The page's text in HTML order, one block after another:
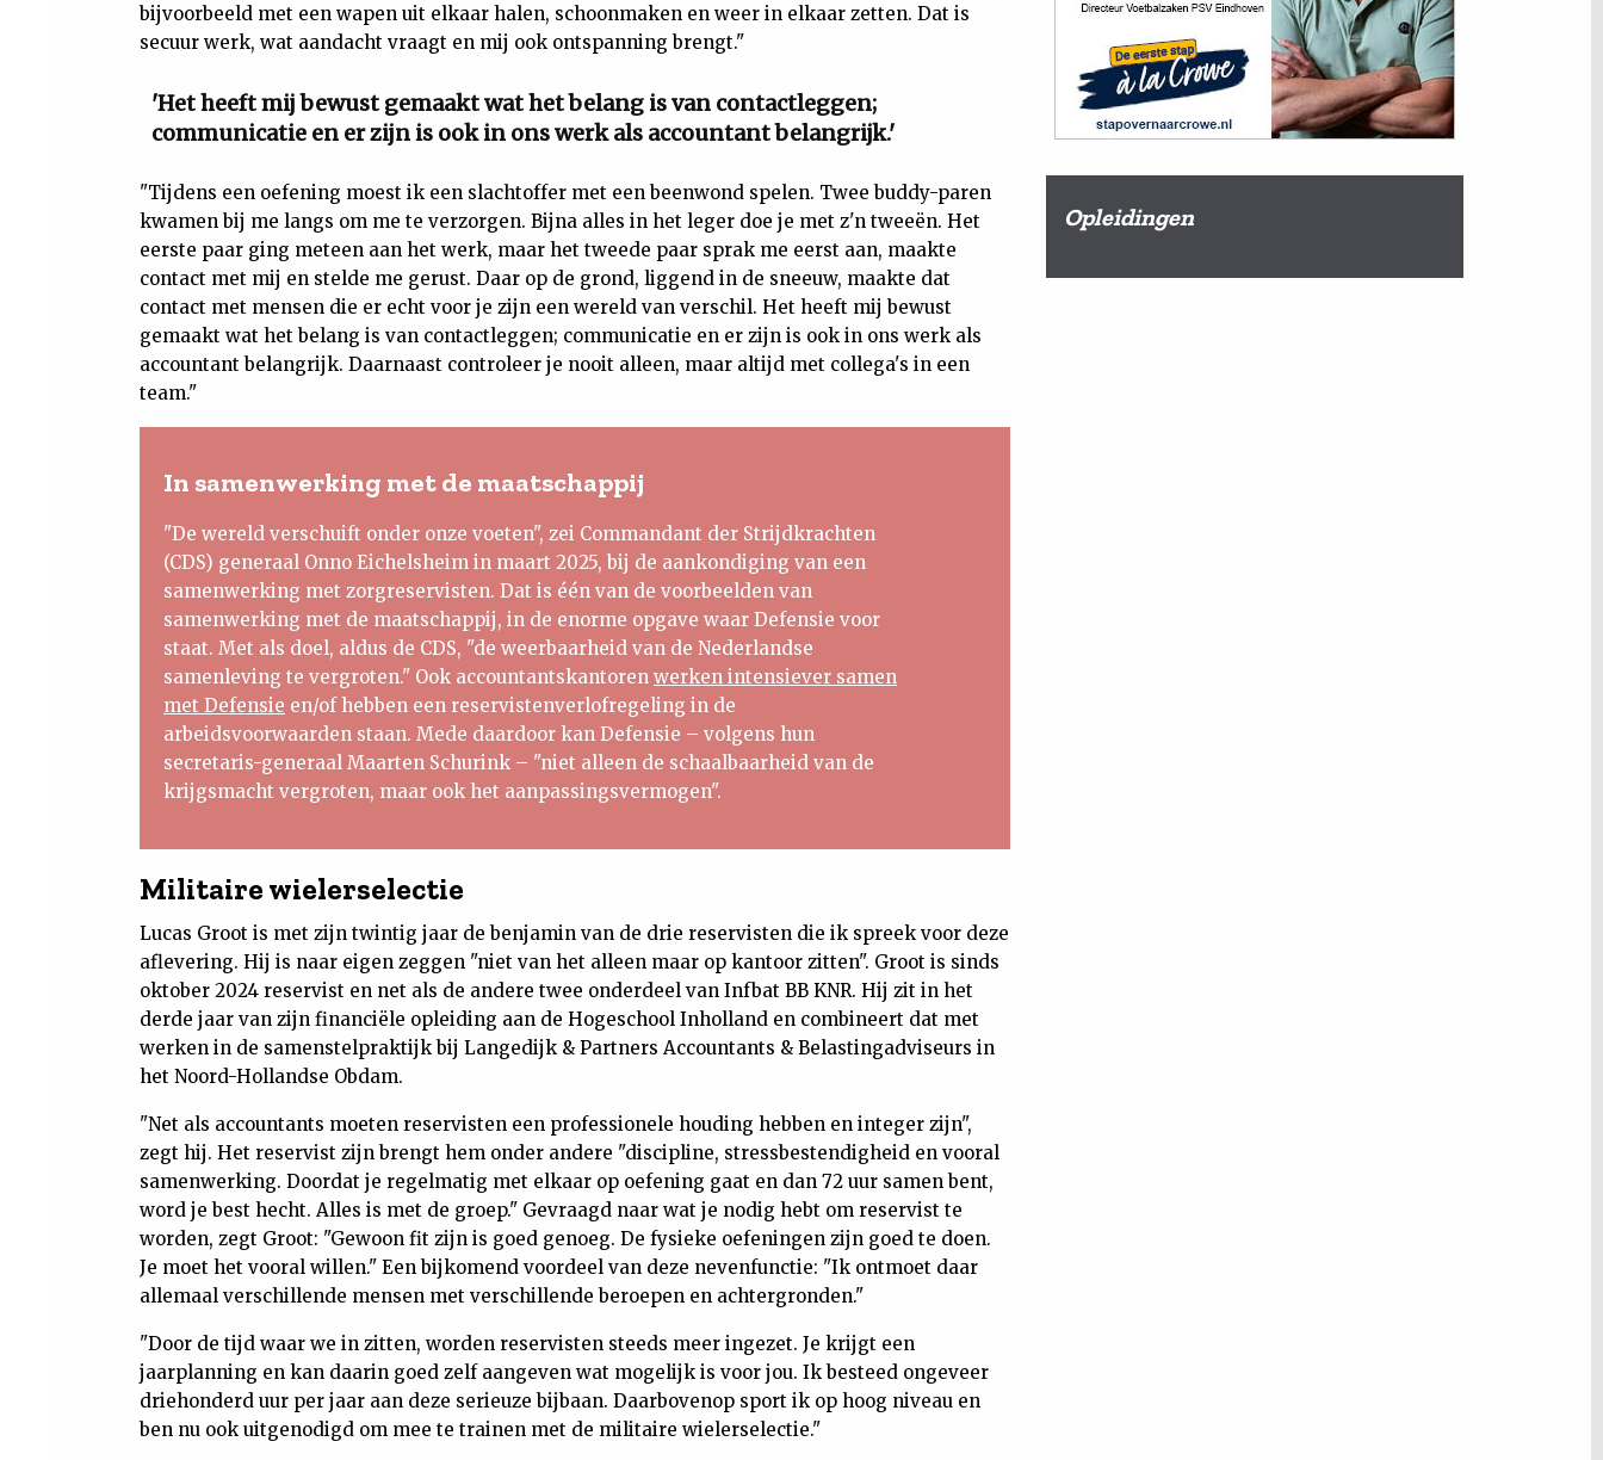
bijvoorbeeld met een wapen uit elkaar halen, schoonmaken en weer in elkaar zetten. Dat is
secuur werk, wat aandacht vraagt en mij ook ontspanning brengt."
'Het heeft mij bewust gemaakt wat het belang is van contactleggen;
communicatie en er zijn is ook in ons werk als accountant belangrijk.'
"Tijdens een oefening moest ik een slachtoffer met een beenwond spelen. Twee buddy-paren
kwamen bij me langs om me te verzorgen. Bijna alles in het leger doe je met z'n tweeën. Het
eerste paar ging meteen aan het werk, maar het tweede paar sprak me eerst aan, maakte
contact met mij en stelde me gerust. Daar op de grond, liggend in de sneeuw, maakte dat
contact met mensen die er echt voor je zijn een wereld van verschil. Het heeft mij bewust
gemaakt wat het belang is van contactleggen; communicatie en er zijn is ook in ons werk als
accountant belangrijk. Daarnaast controleer je nooit alleen, maar altijd met collega's in een
team."
In samenwerking met de maatschappij
"De wereld verschuift onder onze voeten", zei Commandant der Strijdkrachten
(CDS) generaal Onno Eichelsheim in maart 2025, bij de aankondiging van een
samenwerking met zorgreservisten. Dat is één van de voorbeelden van
samenwerking met de maatschappij, in de enorme opgave waar Defensie voor
staat. Met als doel, aldus de CDS, "de weerbaarheid van de Nederlandse
samenleving te vergroten." Ook accountantskantoren werken intensiever samen
met Defensie en/of hebben een reservistenverlofregeling in de
arbeidsvoorwaarden staan. Mede daardoor kan Defensie – volgens hun
secretaris-generaal Maarten Schurink – "niet alleen de schaalbaarheid van de
krijgsmacht vergroten, maar ook het aanpassingsvermogen".
Militaire wielerselectie
Lucas Groot is met zijn twintig jaar de benjamin van de drie reservisten die ik spreek voor deze
aflevering. Hij is naar eigen zeggen "niet van het alleen maar op kantoor zitten". Groot is sinds
oktober 2024 reservist en net als de andere twee onderdeel van Infbat BB KNR. Hij zit in het
derde jaar van zijn financiële opleiding aan de Hogeschool Inholland en combineert dat met
werken in de samenstelpraktijk bij Langedijk & Partners Accountants & Belastingadviseurs in
het Noord-Hollandse Obdam.
"Net als accountants moeten reservisten een professionele houding hebben en integer zijn",
zegt hij. Het reservist zijn brengt hem onder andere "discipline, stressbestendigheid en vooral
samenwerking. Doordat je regelmatig met elkaar op oefening gaat en dan 72 uur samen bent,
word je best hecht. Alles is met de groep." Gevraagd naar wat je nodig hebt om reservist te
worden, zegt Groot: "Gewoon fit zijn is goed genoeg. De fysieke oefeningen zijn goed te doen.
Je moet het vooral willen." Een bijkomend voordeel van deze nevenfunctie: "Ik ontmoet daar
allemaal verschillende mensen met verschillende beroepen en achtergronden."
"Door de tijd waar we in zitten, worden reservisten steeds meer ingezet. Je krijgt een
jaarplanning en kan daarin goed zelf aangeven wat mogelijk is voor jou. Ik besteed ongeveer
driehonderd uur per jaar aan deze serieuze bijbaan. Daarbovenop sport ik op hoog niveau en
ben nu ook uitgenodigd om mee te trainen met de militaire wielerselectie."
Opleidingen